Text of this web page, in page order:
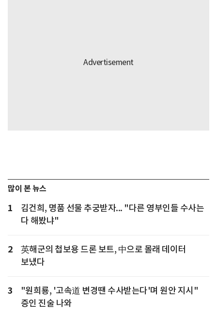
많이 본 뉴스
1
김건희, 명품 선물 추궁받자... "다른 영부인들 수사는
다 해봤냐"
2
英해군의 첩보용 드론 보트, 中으로 몰래 데이터
보냈다
3
"원희룡, '고속道 변경땐 수사받는다'며 원안 지시"
증인 진술 나와